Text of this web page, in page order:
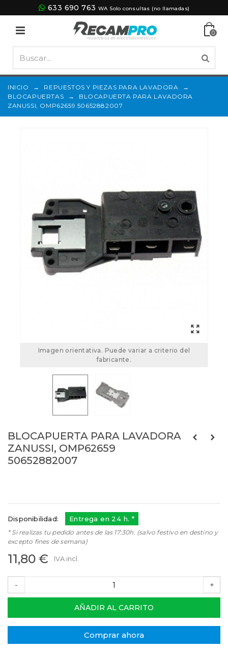
633 690 763 WA Solo consultas (no llamadas)
0
INICIO → REPUESTOS Y PIEZAS PARA LAVADORA
→
BLOCAPUERTAS
→
BLOCAPUERTA PARA LAVADORA
ZANUSSI, OMP62659 50652882007
Imagen orientativa. Puede variar a criterio del
fabricante.
BLOCAPUERTA PARA LAVADORA
ZANUSSI, OMP62659
50652882007
Disponibilidad: Entrega en 24 h. *
* Si realizas tu pedido antes de las 17:30h. (salvo festivo en destino y
excepto fines de semana)
11,80 € IVA incl.
- +
AÑADIR AL CARRITO
Comprar ahora